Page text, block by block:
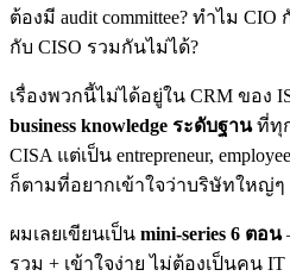
ต้องมี audit committee? ทำไม
กับ CISO รวมกันไม่ได้?
เรื่องพวกนี้ไม่ได้อยู่ใน CRM ของ
business knowledge ระดับฐานที่ทุ
CISA แต่เป็น entrepreneur,
ก็ตามที่อยากเข้าใจว่าบริษัทใหญ่ๆ
ผมเลยเขียนเป็น mini-series 6 ตอน
รวม + เข้าใจง่าย ไม่ต้องเป็นคน